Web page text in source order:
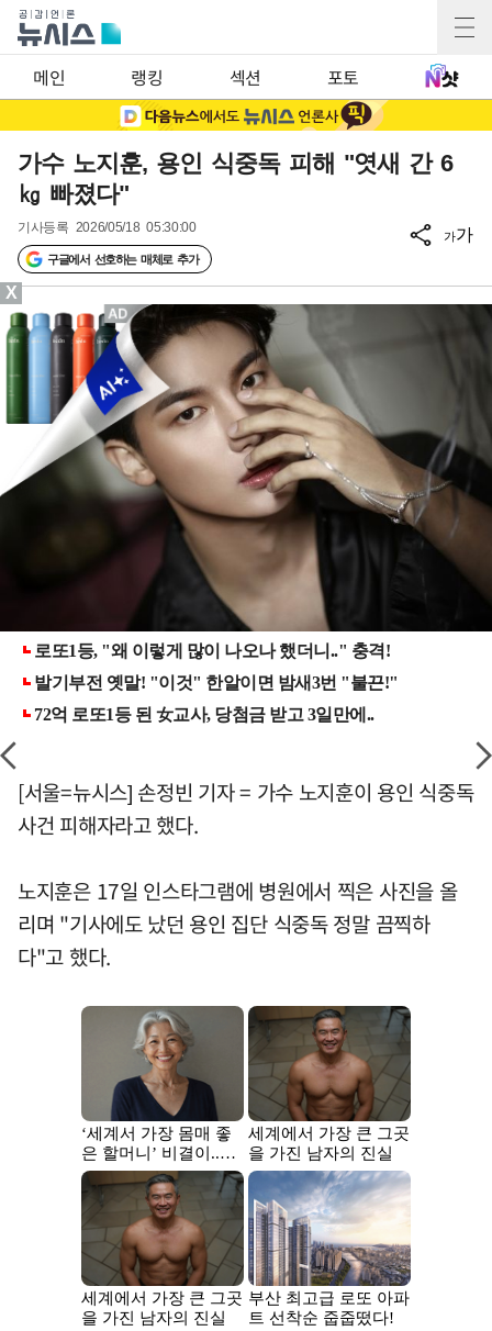
메인 랭킹 섹션 포토
가수 노지훈, 용인 식중독 피해 "엿새 간 6
㎏ 빠졌다"
기사등록 2026/05/18 05:30:00
구글에서 선호하는 매체로 추가
가가
[서울=뉴시스] 손정빈 기자 = 가수 노지훈이 용인 식중독
사건 피해자라고 했다.
노지훈은 17일 인스타그램에 병원에서 찍은 사진을 올
리며 "기사에도 났던 용인 집단 식중독 정말 끔찍하
다"고 했다.
X